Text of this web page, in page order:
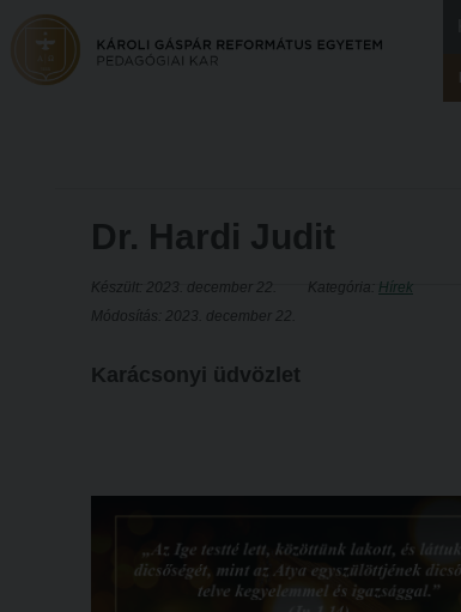
Dr. Hardi Judit
Készült: 2023. december 22.
Módosítás: 2023. december 22.
Kategória: Hírek
Karácsonyi üdvözlet